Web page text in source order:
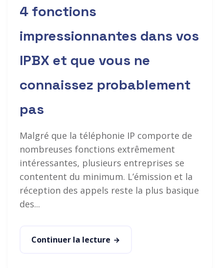
4 fonctions
impressionnantes dans vos
IPBX et que vous ne
connaissez probablement
pas
Malgré que la téléphonie IP comporte de
nombreuses fonctions extrêmement
intéressantes, plusieurs entreprises se
contentent du minimum. L’émission et la
réception des appels reste la plus basique
des...
Continuer la lecture